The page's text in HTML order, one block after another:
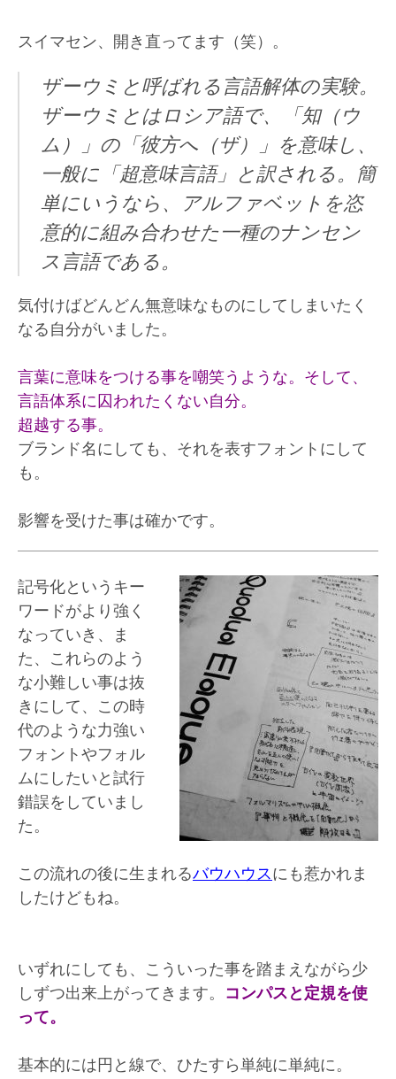
スイマセン、開き直ってます（笑）。
ザーウミと呼ばれる言語解体の実験。
ザーウミとはロシア語で、「知（ウ
ム）」の「彼方へ（ザ）」を意味し、
一般に「超意味言語」と訳される。簡
単にいうなら、アルファベットを恣
意的に組み合わせた一種のナンセン
ス言語である。
気付けばどんどん無意味なものにしてしまいたく
なる自分がいました。
言葉に意味をつける事を嘲笑うような。そして、
言語体系に囚われたくない自分。
超越する事。
ブランド名にしても、それを表すフォントにして
も。
影響を受けた事は確かです。
記号化というキー
ワードがより強く
なっていき、ま
た、これらのよう
な小難しい事は抜
きにして、この時
代のような力強い
フォントやフォル
ムにしたいと試行
錯誤をしていまし
た。
この流れの後に生まれるバウハウスにも惹かれま
したけどもね。
いずれにしても、こういった事を踏まえながら少
しずつ出来上がってきます。 コンパスと定規を使
って。
基本的には円と線で、ひたすら単純に単純に。